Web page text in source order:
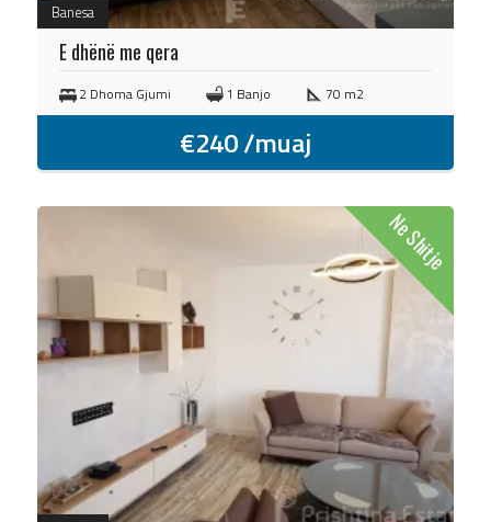
Banesa
E dhënë me qera
2 Dhoma Gjumi 1 Banjo 70 m2
€240/muaj
Ne Shitje